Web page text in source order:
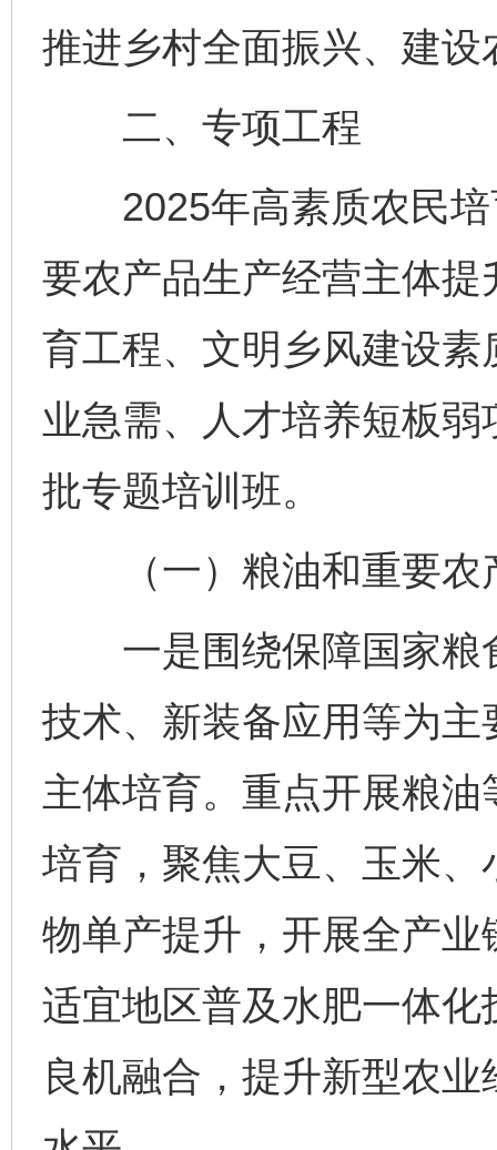
推进乡村全面振兴、建
二、专项工程
2025年高素质农民培
要农产品生产经营主体
育工程、文明乡风建设
业急需、人才培养短板
批专题培训班。
（一）粮油和重要农
一是围绕保障国家粮
技术、新装备应用等为
主体培育。重点开展粮
培育，聚焦大豆、玉米
物单产提升，开展全产
适宜地区普及水肥一体
良机融合，提升新型农